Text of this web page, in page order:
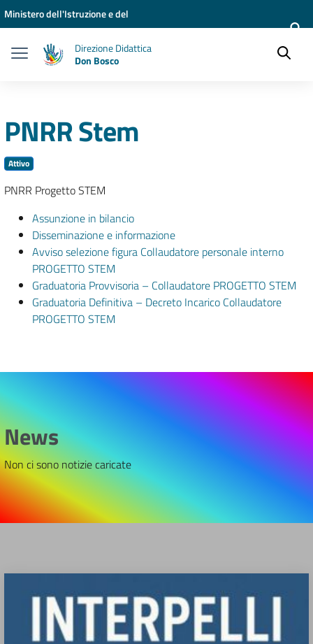
Vai ai contenuti
Vai al menu di navigazione
Vai al footer
Ministero dell'Istruzione e del
Direzione Didattica
Don Bosco
PNRR Stem
Attivo
PNRR Progetto STEM
Assunzione in bilancio
Disseminazione e informazione
Avviso selezione figura Collaudatore personale interno
PROGETTO STEM
Graduatoria Provvisoria – Collaudatore PROGETTO STEM
Graduatoria Definitiva – Decreto Incarico Collaudatore
PROGETTO STEM
News
Non ci sono notizie caricate